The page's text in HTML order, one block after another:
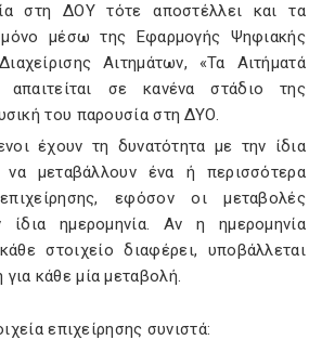
στη ΔΟΥ τότε αποστέλλει και τα
μόνο μέσω της Εφαρμογής Ψηφιακής
Αιτημάτων, «Τα Αιτήματά
σε κανένα στάδιο της
του παρουσία στη ΔΥΟ.
έχουν τη δυνατότητα με την ίδια
μεταβάλλουν ένα ή περισσότερα
εφόσον οι μεταβολές
ίδια ημερομηνία. Αν η ημερομηνία
στοιχείο διαφέρει, υποβάλλεται
κάθε μία μεταβολή.
επιχείρησης συνιστά: